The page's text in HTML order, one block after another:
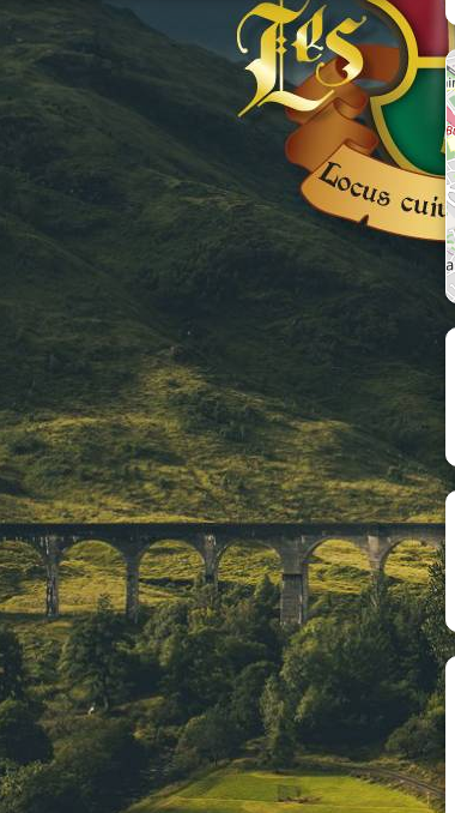
par exemple, ou la versionavec le
fois Seigneur des Ténèbres, son
voire même faire un selfie qui rendra
à 18h00
. Trois possibilités vous sont
une réservation payante:
vous signera l'objet de votre
réservée
), que vous
photographies au choix format A4
aux côtés de Christian
souvenir inoubliable, en plus de
accompagné d'une assistante qui
de vous aider à traduire votre
(pack dédicace + selfie): optez
non-seulement l'autographe de
une photo souvenir de vous à ses
souvenir de ce moment magique
procéder.
familial par
que la magie doit être accessible à
spécialeresteouverte gratuitement
Que vous soyez moldu ou sorcier
de notre boutique, regorgeant